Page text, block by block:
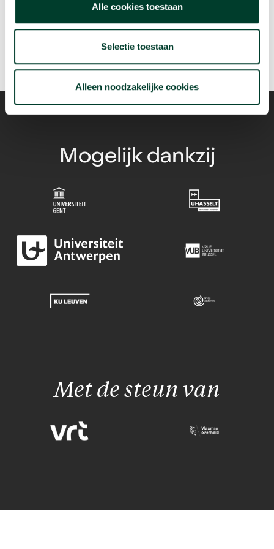
Alle cookies toestaan
Selectie toestaan
Alleen noodzakelijke cookies
Bekijk deze video
Mogelijk dankzij
Met de steun van